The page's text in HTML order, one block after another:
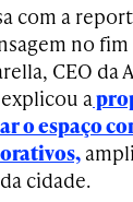
com a
no
CEO da
a
o espaço
cidade.